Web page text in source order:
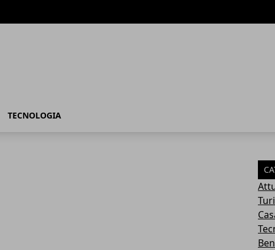
TECNOLOGIA